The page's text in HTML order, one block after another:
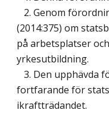
2. Genom
(2014:375) om
på arbetsplatser
yrkesutbildning.
3. Den upphävda
fortfarande för
ikraftträdandet.